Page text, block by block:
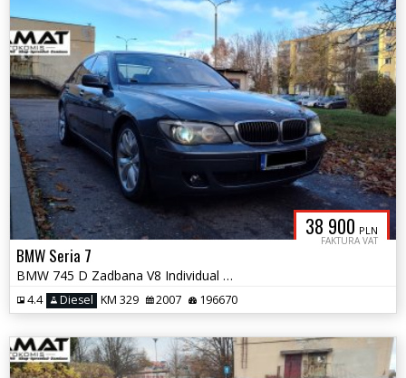
38 900 PLN
FAKTURA VAT
BMW Seria 7
BMW 745 D Zadbana V8 Individual 2 Właściciel Zamiana
4.4 Diesel KM 329 2007 196670